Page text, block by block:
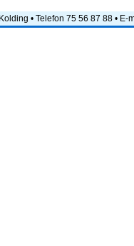
• Telefon 75 56 87 88 • E-